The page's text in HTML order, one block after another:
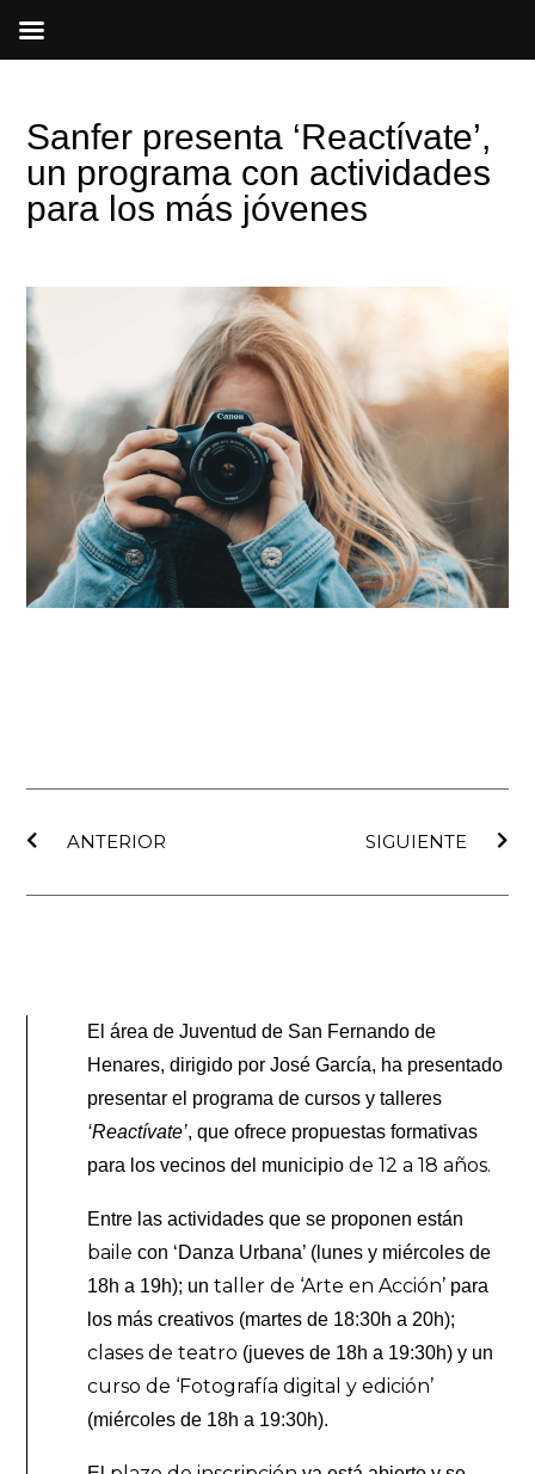
Sanfer presenta ‘Reactívate’,
un programa con actividades
para los más jóvenes
ANTERIOR
SIGUIENTE
El área de Juventud de San Fernando de
Henares, dirigido por José García, ha presentado
presentar el programa de cursos y talleres
‘Reactívate’, que ofrece propuestas formativas
para los vecinos del municipiode 12 a 18 años.
Entre las actividades que se proponen están
baile con ‘Danza Urbana’ (lunes y miércoles de
18h a 19h); untaller de ‘Arte en Acción’ para
los más creativos (martes de 18:30h a 20h);
clases de teatro (jueves de 18h a 19:30h) y un
curso de ‘Fotografía digital y edición’
(miércoles de 18h a 19:30h).